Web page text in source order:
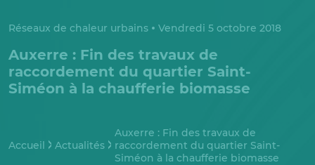
Réseaux de chaleur urbains Vendredi 5 octobre 2018
Auxerre : Fin des travaux de
raccordement du quartier Saint-
Siméon à la chaufferie biomasse
Accueil Actualités
Auxerre : Fin des travaux de
raccordement du quartier Saint-
Siméon à la chaufferie biomasse